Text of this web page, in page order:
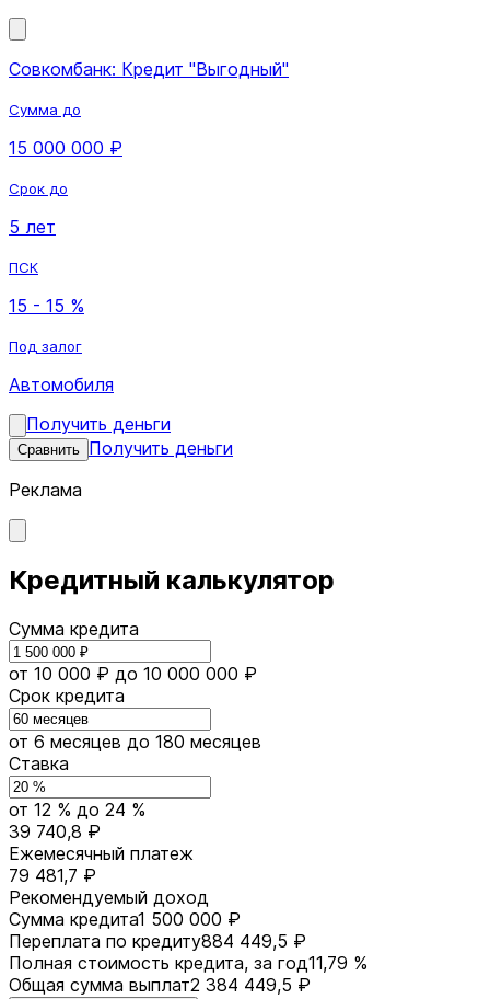
Совкомбанк: Кредит "Выгодный"
Сумма до
15 000 000 ₽
Срок до
5 лет
ПСК
15 - 15 %
Под залог
Автомобиля
Получить деньги
Сравнить Получить деньги
Реклама
Кредитный калькулятор
Сумма кредита
от 10 000 ₽ до 10 000 000 ₽
Срок кредита
от 6 месяцев до 180 месяцев
Ставка
от 12 % до 24 %
39 740,8 ₽
Ежемесячный платеж
79 481,7 ₽
Рекомендуемый доход
Сумма кредита1 500 000 ₽
Переплата по кредиту884 449,5 ₽
Полная стоимость кредита, за год11,79 %
Общая сумма выплат2 384 449,5 ₽